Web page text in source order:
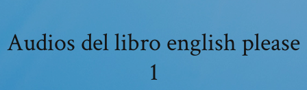
Audios del libro english please
1